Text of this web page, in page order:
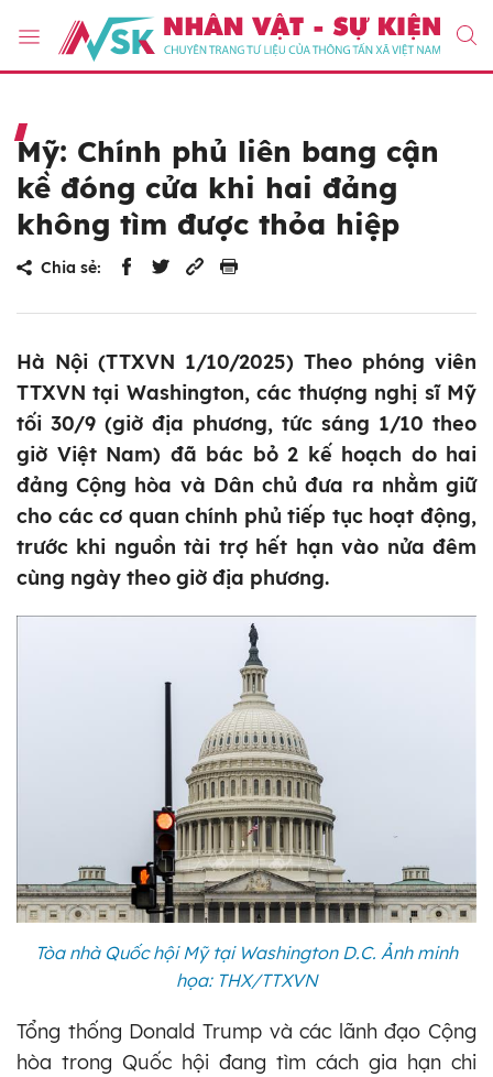
Mỹ: Chính phủ liên bang cận
kề đóng cửa khi hai đảng
không tìm được thỏa hiệp
Chia sẻ:
Hà Nội (TTXVN 1/10/2025) Theo phóng viên
TTXVN tại Washington, các thượng nghị sĩ Mỹ
tối 30/9 (giờ địa phương, tức sáng 1/10 theo
giờ Việt Nam) đã bác bỏ 2 kế hoạch do hai
đảng Cộng hòa và Dân chủ đưa ra nhằm giữ
cho các cơ quan chính phủ tiếp tục hoạt động,
trước khi nguồn tài trợ hết hạn vào nửa đêm
cùng ngày theo giờ địa phương.
Tòa nhà Quốc hội Mỹ tại Washington D.C. Ảnh minh
họa: THX/TTXVN
Tổng thống Donald Trump và các lãnh đạo Cộng
hòa trong Quốc hội đang tìm cách gia hạn chi